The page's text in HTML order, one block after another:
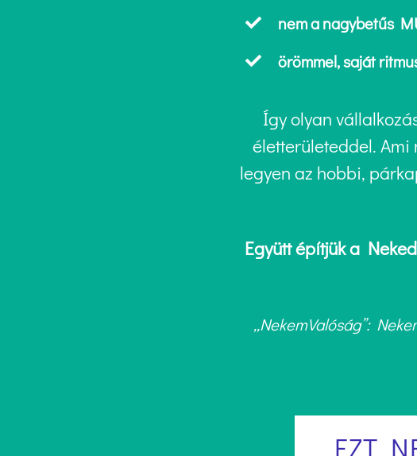
nem a nagybetűs
örömmel, saját
Így olyan
életterületeddel. Ami
legyen az hobbi,
Együtt építjük a
„NekemValóság”:
EZT